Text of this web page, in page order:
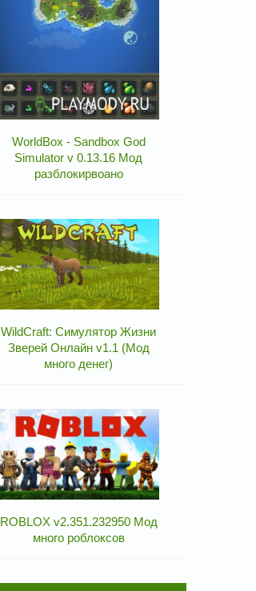
WorldBox - Sandbox God
Simulator v 0.13.16 Мод
разблокирвоано
WildCraft: Симулятор Жизни
Зверей Онлайн v1.1 (Мод
много денег)
ROBLOX v2.351.232950 Мод
много роблоксов